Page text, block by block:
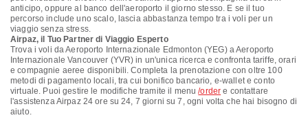
anticipo, oppure al banco dell'aeroporto il giorno stesso. E se il tuo
percorso include uno scalo, lascia abbastanza tempo tra i voli per un
viaggio senza stress.
Airpaz, il Tuo Partner di Viaggio Esperto
Trova i voli da Aeroporto Internazionale Edmonton (YEG) a Aeroporto
Internazionale Vancouver (YVR) in un'unica ricerca e confronta tariffe, orari
e compagnie aeree disponibili. Completa la prenotazione con oltre 100
metodi di pagamento locali, tra cui bonifico bancario, e-wallet e conto
virtuale. Puoi gestire le modifiche tramite il menu/order e contattare
l'assistenza Airpaz 24 ore su 24, 7 giorni su 7, ogni volta che hai bisogno di
aiuto.